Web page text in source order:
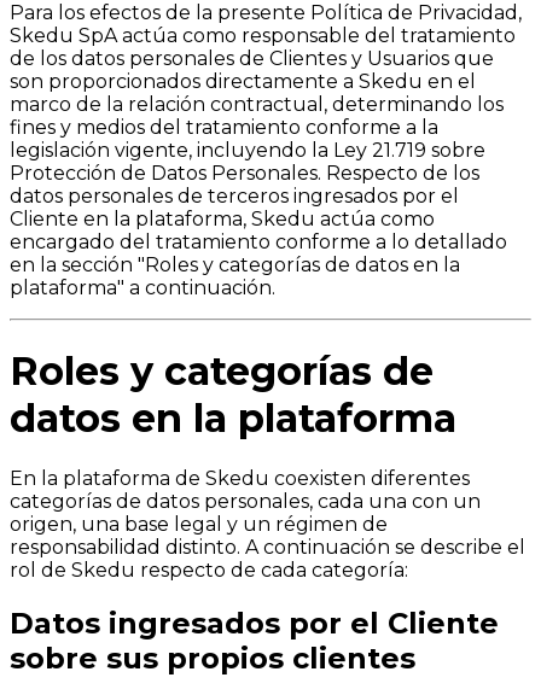
Para los efectos de la presente Política de Privacidad,
Skedu SpA actúa como responsable del tratamiento
de los datos personales de Clientes y Usuarios que
son proporcionados directamente a Skedu en el
marco de la relación contractual, determinando los
fines y medios del tratamiento conforme a la
legislación vigente, incluyendo la Ley 21.719 sobre
Protección de Datos Personales. Respecto de los
datos personales de terceros ingresados por el
Cliente en la plataforma, Skedu actúa como
encargado del tratamiento conforme a lo detallado
en la sección "Roles y categorías de datos en la
plataforma" a continuación.
Roles y categorías de
datos en la plataforma
En la plataforma de Skedu coexisten diferentes
categorías de datos personales, cada una con un
origen, una base legal y un régimen de
responsabilidad distinto. A continuación se describe el
rol de Skedu respecto de cada categoría:
Datos ingresados por el Cliente
sobre sus propios clientes